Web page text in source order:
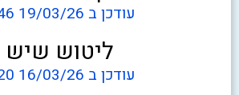
עודכן ב 19/03/26 6:46
ליטוש שיש
עודכן ב 16/03/26 5:20